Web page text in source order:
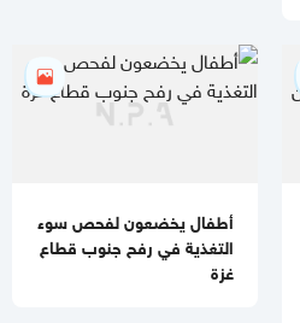
أطفال يخضعون لفحص سوء
التغذية في رفح جنوب قطاع
غزة